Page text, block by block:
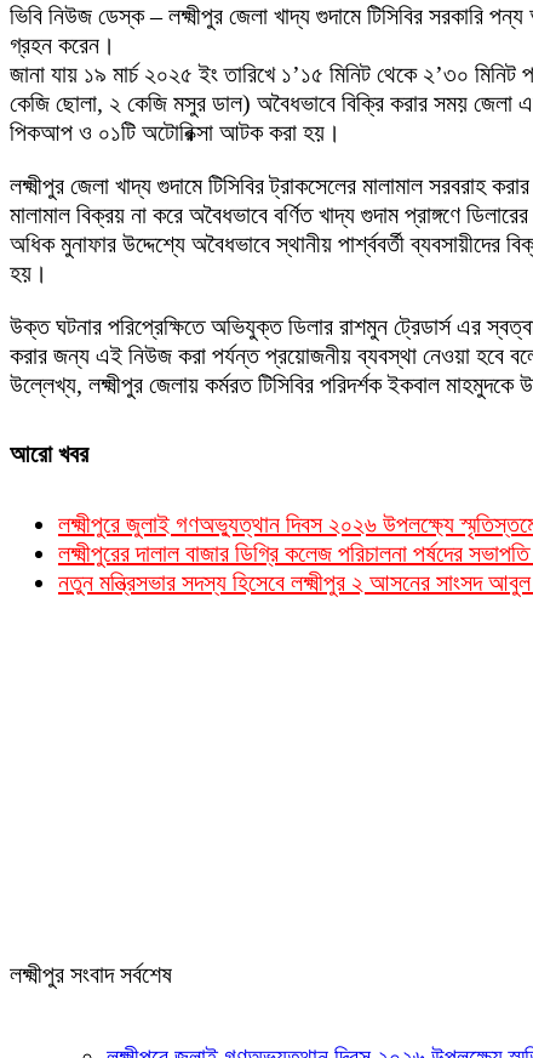
ভিবি নিউজ ডেস্ক – লক্ষ্মীপুর জেলা খাদ্য গুদামে টিসিবির সরকারি
গ্রহন করেন।
জানা যায় ১৯ মার্চ ২০২৫ ইং তারিখে ১’১৫ মিনিট থেকে ২’৩০ মিনিট
কেজি ছোলা, ২ কেজি মসুর ডাল) অবৈধভাবে বিক্রি করার সময়
পিকআপ ও ০১টি অটোরিক্সা আটক করা হয়।
লক্ষ্মীপুর জেলা খাদ্য গুদামে টিসিবির ট্রাকসেলের মালামাল সরবরাহ
মালামাল বিক্রয় না করে অবৈধভাবে বর্ণিত খাদ্য গুদাম প্রাঙ্গণে
অধিক মুনাফার উদ্দেশ্যে অবৈধভাবে স্থানীয় পার্শ্ববর্তী ব্যবসায়ীদের
হয়।
উক্ত ঘটনার পরিপ্রেক্ষিতে অভিযুক্ত ডিলার রাশমুন ট্রেডার্স এর
করার জন্য এই নিউজ করা পর্যন্ত প্রয়োজনীয় ব্যবস্থা নেওয়া হবে
উল্লেখ্য, লক্ষ্মীপুর জেলায় কর্মরত টিসিবির পরিদর্শক ইকবাল
আরো খবর
লক্ষ্মীপুরে জুলাই গণঅভ্যুত্থান দিবস ২০২৬ উপলক্ষ্যে
লক্ষ্মীপুরের দালাল বাজার ডিগ্রি কলেজ পরিচালনা পর্ষদের
নতুন মন্ত্রিসভার সদস্য হিসেবে লক্ষ্মীপুর ২ আসনের সাংসদ
লক্ষ্মীপুর সংবাদ সর্বশেষ